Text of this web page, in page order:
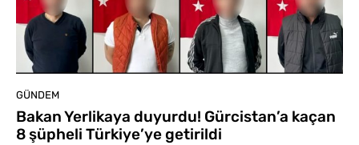
GÜNDEM
Bakan Yerlikaya duyurdu! Gürcistan’a kaçan
8 şüpheli Türkiye’ye getirildi